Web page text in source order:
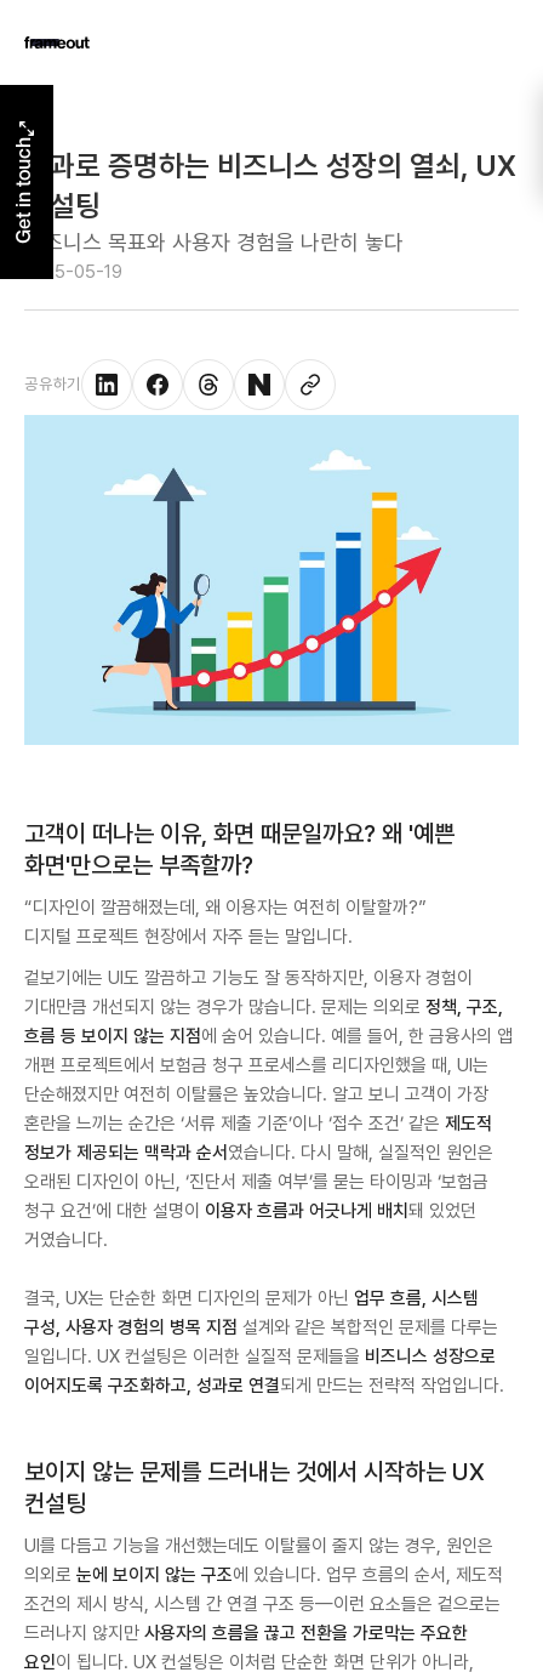
Get in touch성과로 증명하는 비즈니스 성장의 열쇠, UX
컨설팅
비즈니스 목표와 사용자 경험을 나란히 놓다
2025-05-19
공유하기
고객이 떠나는 이유, 화면 때문일까요? 왜 '예쁜
화면'만으로는 부족할까?
“디자인이 깔끔해졌는데, 왜 이용자는 여전히 이탈할까?”
디지털 프로젝트 현장에서 자주 듣는 말입니다.
겉보기에는 UI도 깔끔하고 기능도 잘 동작하지만, 이용자 경험이
기대만큼 개선되지 않는 경우가 많습니다. 문제는 의외로 정책, 구조,
흐름 등 보이지 않는 지점에 숨어 있습니다. 예를 들어, 한 금융사의 앱
개편 프로젝트에서 보험금 청구 프로세스를 리디자인했을 때, UI는
단순해졌지만 여전히 이탈률은 높았습니다. 알고 보니 고객이 가장
혼란을 느끼는 순간은 ‘서류 제출 기준’이나 ‘접수 조건’ 같은 제도적
정보가 제공되는 맥락과 순서 였습니다. 다시 말해, 실질적인 원인은
오래된 디자인이 아닌, ‘진단서 제출 여부’를 묻는 타이밍과 ‘보험금
청구 요건’에 대한 설명이 이용자 흐름과 어긋나게 배치 돼 있었던
거였습니다.
결국, UX는 단순한 화면 디자인의 문제가 아닌 업무 흐름, 시스템
구성, 사용자 경험의 병목 지점 설계와 같은 복합적인 문제를 다루는
일입니다. UX 컨설팅은 이러한 실질적 문제들을 비즈니스 성장으로
이어지도록 구조화하고, 성과로 연결되게 만드는 전략적 작업입니다.
보이지 않는 문제를 드러내는 것에서 시작하는 UX
컨설팅
UI를 다듬고 기능을 개선했는데도 이탈률이 줄지 않는 경우, 원인은
의외로 눈에 보이지 않는 구조에 있습니다. 업무 흐름의 순서, 제도적
조건의 제시 방식, 시스템 간 연결 구조 등—이런 요소들은 겉으로는
드러나지 않지만 사용자의 흐름을 끊고 전환을 가로막는 주요한
요인이 됩니다. UX 컨설팅은 이처럼 단순한 화면 단위가 아니라,